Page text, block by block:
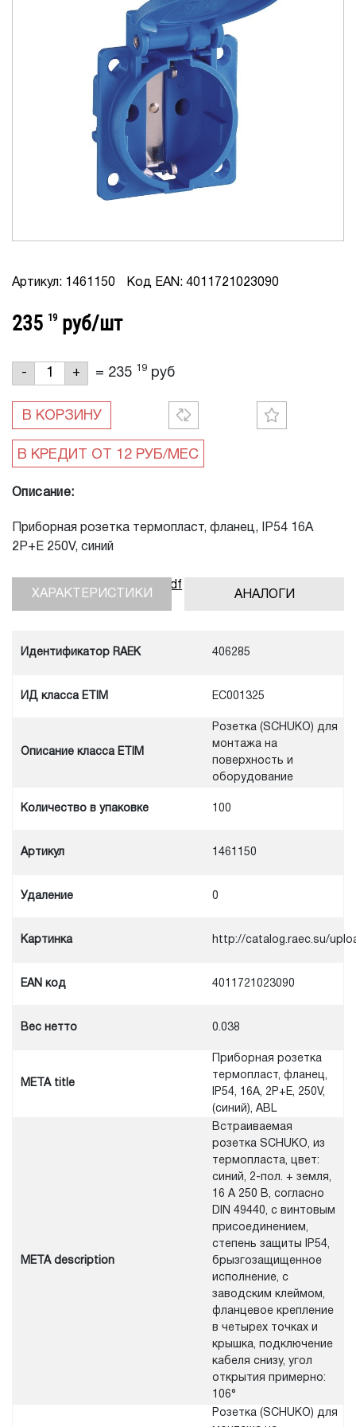
Артикул: 1461150 Код EAN: 4011721023090
235 19 руб/шт
- + = 235 19 руб
В КОРЗИНУ
Описание:
Приборная розетка термопласт, фланец, IP54 16A
2P+E 250V, синий
Скачать инструкцию, pdf
АНАЛОГИ
ХАРАКТЕРИСТИКИ
Идентификатор RAEK 406285
ИД класса ETIM EC001325
Описание класса ETIM
Розетка (SCHUKO) для
монтажа на
поверхность и
оборудование
Количество в упаковке 100
Артикул 1461150
Удаление 0
Картинка http://catalog.raec.su/
EAN код 4011721023090
Вес нетто 0.038
META title
Приборная розетка
термопласт, фланец,
IP54, 16A, 2P+E, 250V,
(синий), ABL
META description
Встраиваемая
розетка SCHUKO, из
термопласта, цвет:
синий, 2-пол. + земля,
16 А 250 В, согласно
DIN 49440, с винтовым
присоединением,
степень защиты IP54,
брызгозащищенное
исполнение, с
заводским клеймом,
фланцевое крепление
в четырех точках и
крышка, подключение
кабеля снизу, угол
открытия примерно:
106°
Розетка (SCHUKO) для